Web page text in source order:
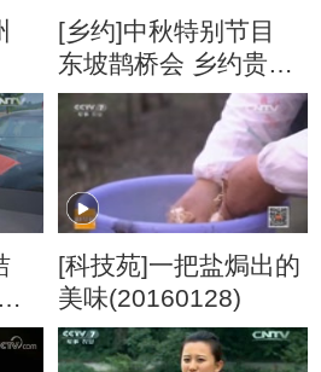
[乡约]中秋特别节目
东坡鹊桥会 乡约贵州
盘县 给红果镇音乐女
教师说媒 20160915
[科技苑]一把盐焗出的
美味(20160128)